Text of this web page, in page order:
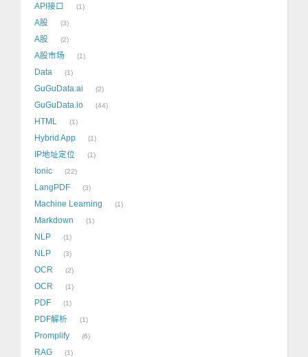
API接口 1
A股 3
A股 2
A股市场 1
Data 1
GuGuData.ai 2
GuGuData.io 44
HTML 1
Hybrid App 1
IP地址定位 1
Ionic 22
LangPDF 3
Machine Learning 1
Markdown 1
NLP 1
NLP 3
OCR 2
OCR 1
PDF 1
PDF解析 1
Promplify 6
RAG 1